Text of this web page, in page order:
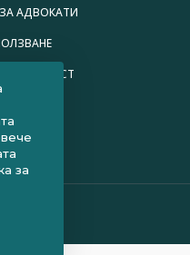
АДВОКАТИ
-->
за